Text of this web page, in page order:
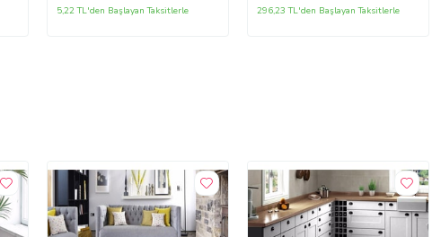
5,22 TL'den Başlayan Taksitlerle 296,23 TL'den Başlayan Taksitlerle